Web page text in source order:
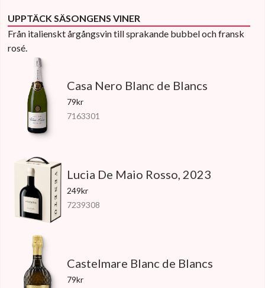
UPPTÄCK SÄSONGENS VINER
Från italienskt årgångsvin till sprakande bubbel och fransk
rosé.
Casa Nero Blanc de Blancs
79kr
7163301
Lucia De Maio Rosso, 2023
249kr
7239308
Castelmare Blanc de Blancs
79kr